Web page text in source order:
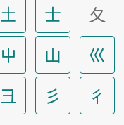
土 士 夂
屮 山 巛
彐 彡 彳